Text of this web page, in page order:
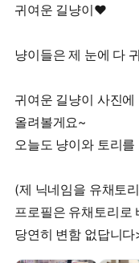
귀여운 길냥이♥
냥이들은 제 눈에
귀여운 길냥이 사진
올려볼게요~
오늘도 냥이와 토리
(제 닉네임을 유채토
프로필은 유채토리로
당연히 변함 없답니다